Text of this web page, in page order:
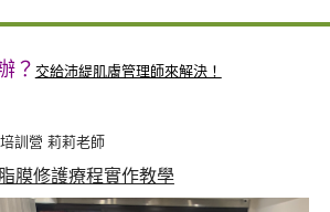
？ 交給沛緹肌膚管理師來解決！
訓營 莉莉老師
膜修護療程實作教學